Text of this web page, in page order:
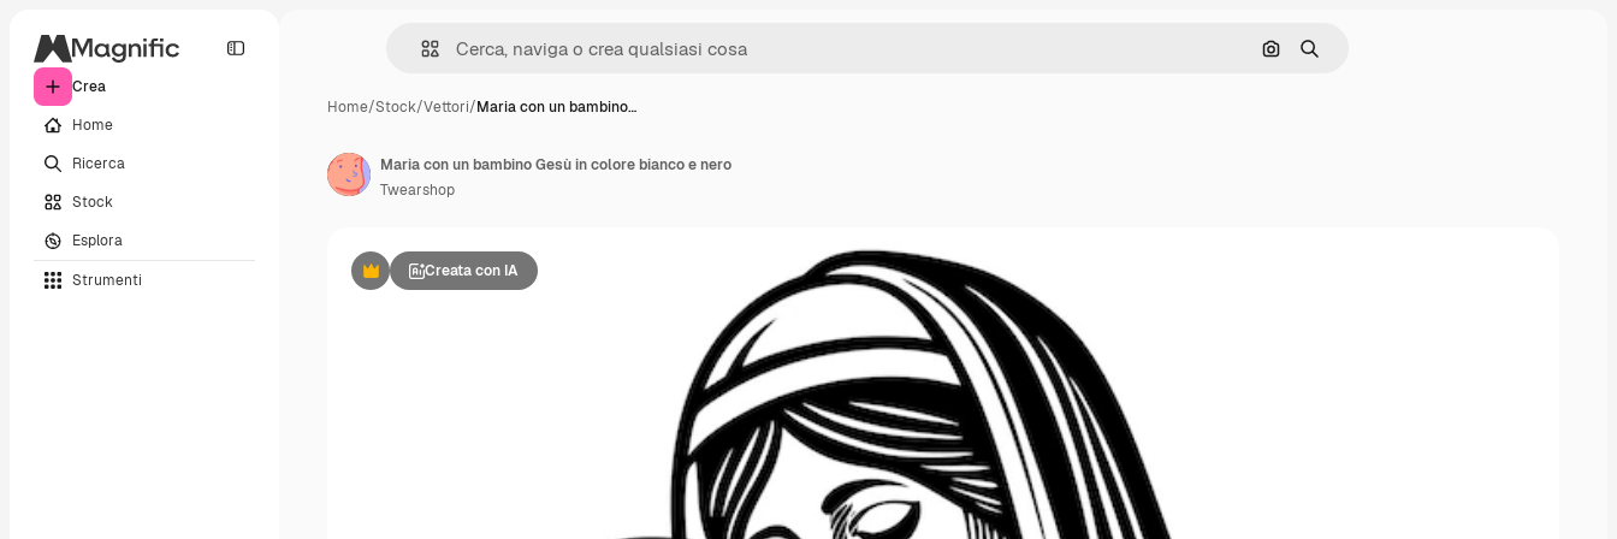
Crea
Home
Ricerca
Stock
Esplora
Strumenti
Cerca per immagine
Ricerca
Home/Stock/Vettori/Maria con un bambino…
PremiumCreata con IA
Maria con un bambino Gesù in colore bianco e nero
Twearshop